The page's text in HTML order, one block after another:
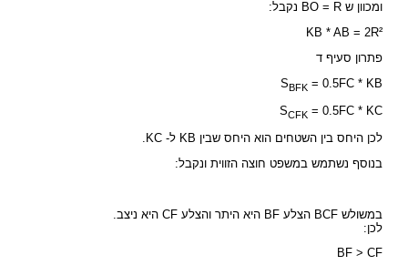
ומכוון ש BO = R נקבל:
KB * AB = 2R²
פתרון סעיף ד
SBFK = 0.5FC * KB
SCFK = 0.5FC * KC
לכן היחס בין השטחים הוא היחס שבין KB ל- KC.
בנוסף נשתמש במשפט חוצה הזווית ונקבל:
במשולש BCF הצלע BF היא היתר והצלע CF היא ניצב.
לכן:
BF > CF